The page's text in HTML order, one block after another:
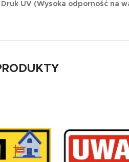
Druk UV (Wysoka odporność na